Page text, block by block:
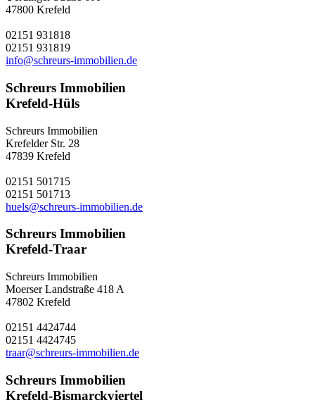
47800 Krefeld
02151 931818
02151 931819
info@schreurs-immobilien.de
Schreurs Immobilien
Krefeld-Hüls
Schreurs Immobilien
Krefelder Str. 28
47839 Krefeld
02151 501715
02151 501713
huels@schreurs-immobilien.de
Schreurs Immobilien
Krefeld-Traar
Schreurs Immobilien
Moerser Landstraße 418 A
47802 Krefeld
02151 4424744
02151 4424745
traar@schreurs-immobilien.de
Schreurs Immobilien
Krefeld-Bismarckviertel